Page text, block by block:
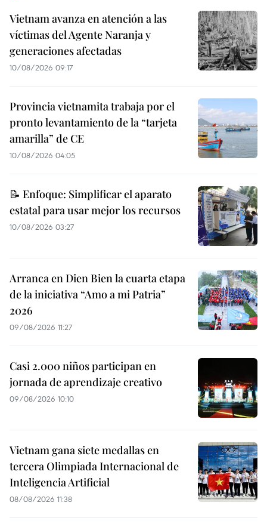
Vietnam avanza en atención a las
víctimas del Agente Naranja y
generaciones afectadas
10/08/2026 09:17
Provincia vietnamita trabaja por el
pronto levantamiento de la “tarjeta
amarilla” de CE
10/08/2026 04:05
📝 Enfoque: Simplificar el aparato
estatal para usar mejor los recursos
10/08/2026 03:27
Arranca en Dien Bien la cuarta etapa
de la iniciativa “Amo a mi Patria”
2026
09/08/2026 11:27
Casi 2.000 niños participan en
jornada de aprendizaje creativo
09/08/2026 10:10
Vietnam gana siete medallas en
tercera Olimpiada Internacional de
Inteligencia Artificial
08/08/2026 11:38